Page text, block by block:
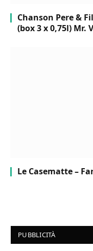
Chanson Pere &
(box 3 x 0,75l) Mr.
Le Casematte –
PUBBLICITÀ